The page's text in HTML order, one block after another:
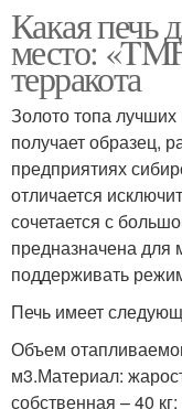
Какая печь
место:
терракота
Золото топа лучших
получает образец,
предприятиях
отличается
сочетается с
предназначена для
поддерживать
Печь имеет
Объем
м3.Материал:
собственная – 40